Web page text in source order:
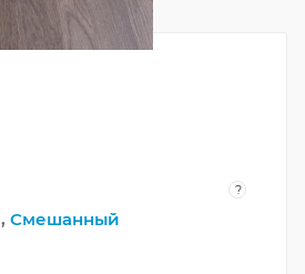
?
, Смешанный